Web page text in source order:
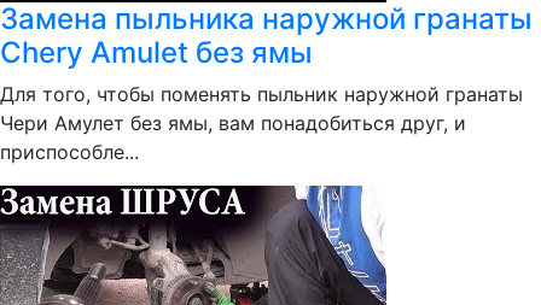
Замена пыльника наружной гранаты
Chery Amulet без ямы
Для того, чтобы поменять пыльник наружной гранаты
Чери Амулет без ямы, вам понадобиться друг, и
приспособле...